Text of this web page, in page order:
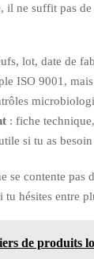
il ne suffit pas
lot, date de
ISO 9001,
: fiche
si tu as
se contente
tu hésites entre
de produits